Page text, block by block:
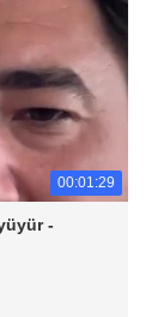
00:01:29
-